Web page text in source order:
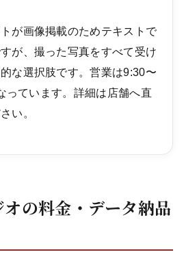
が画像掲載のためテキストで
が、撮った写真をすべて受け
な選択肢です。営業は9:30〜
っています。詳細は店舗へ直
い。
の料金・データ納品